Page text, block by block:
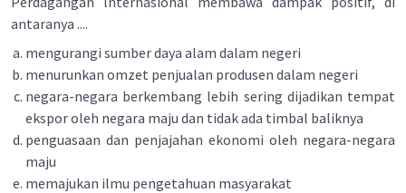
antaranya ....
mengurangi sumber daya alam dalam negeri
menurunkan omzet penjualan produsen dalam negeri
negara-negara berkembang lebih sering dijadikan tempat
ekspor oleh negara maju dan tidak ada timbal baliknya
penguasaan dan penjajahan ekonomi oleh negara-negara
maju
memajukan ilmu pengetahuan masyarakat